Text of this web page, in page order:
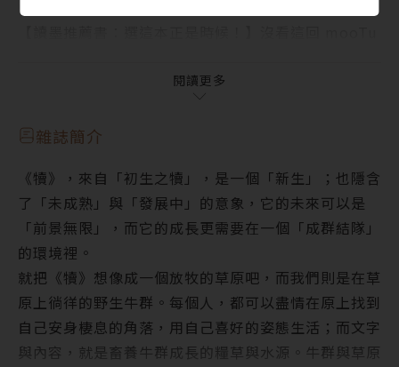
1. 心態決定高度，遇見更好的自己──《讓10000+人
工作，年薪就提高了》
奮鬥故事、職場傳奇，大企業與政治體，以及習近平─
─《父親，福斯汽車與中國》新書發表會側記
犢人物 ‧ People
─專訪2月店長楊双子
犢焦點 ‧ Focus Story
讀墨電子書八德概念店試營運上線！推動虛實整合新體
驗，7 吋 mooInk Nana 彩色電子書閱讀器好評試用
中，套組 88 折起！
Readmoo Gogo 八德概念店暖屋派對，犢友歡聚討吉
利！
犢故事 ‧ Moo Select
閱讀更多
雜誌簡介
《犢》，來自「初生之犢」，是一個「新生」；也隱含
了「未成熟」與「發展中」的意象，它的未來可以是
「前景無限」，而它的成長更需要在一個「成群結隊」
的環境裡。
就把《犢》想像成一個放牧的草原吧，而我們則是在草
原上徜徉的野生牛群。每個人，都可以盡情在原上找到
自己安身棲息的角落，用自己喜好的姿態生活；而文字
與內容，就是畜養牛群成長的糧草與水源。牛群與草原